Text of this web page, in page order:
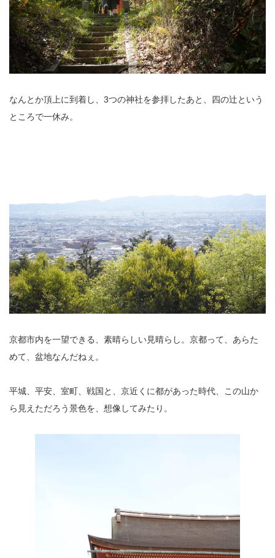
なんとか頂上に到着し、3つの神社を参拝したあと、四の辻という
ところで一休み。
京都市内を一望できる、素晴らしい見晴らし。京都って、あらた
めて、盆地なんだねぇ。
平城、平安、室町、戦国と、京近くに都があった時代、この山か
ら見えただろう景色を、想像してみたり。